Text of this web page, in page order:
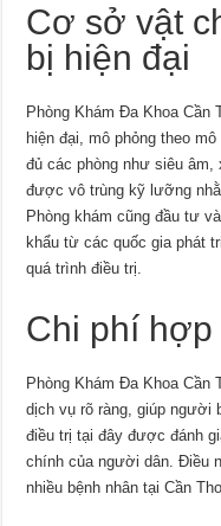
Cơ sở vật
bị hiện đại
Phòng Khám Đa Khoa
hiện đại, mô phỏng theo
đủ các phòng như siêu âm,
được vô trùng kỹ lưỡng
Phòng khám cũng đầu tư
khẩu từ các quốc gia phát
quá trình điều trị.
Chi phí hợp
Phòng Khám Đa Khoa Cần
dịch vụ rõ ràng, giúp người
điều trị tại đây được đánh
chính của người dân. Điều
nhiều bệnh nhân tại Cần